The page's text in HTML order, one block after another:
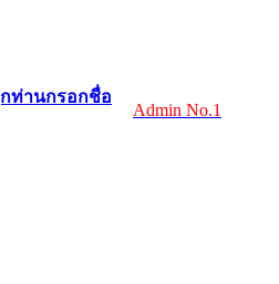
ท่านกรอกชื่อ
Admin No.1